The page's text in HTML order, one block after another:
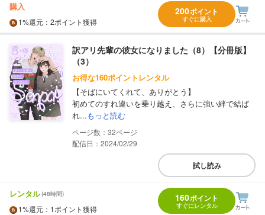
購入
1%還元 ：2ポイント獲得
200ポイント
すぐに購入
訳アリ先輩の彼女になりました（8）【分冊版】
（3）
お得な160ポイントレンタル
【そばにいてくれて、ありがとう】
初めてのすれ違いを乗り越え、さらに強い絆で結ば
れ...もっと読む
32
配信日：2024/02/29
試し読み
レンタル(48時間)
1%還元 ：1ポイント獲得
160ポイント
すぐにレンタル